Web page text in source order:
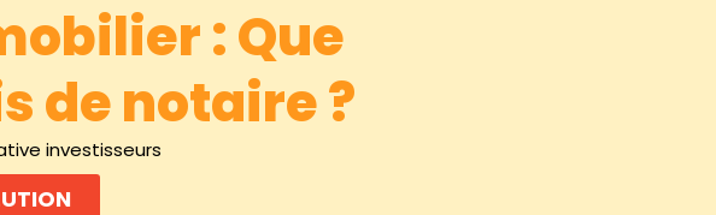
: Que
de notaire ?
investisseurs